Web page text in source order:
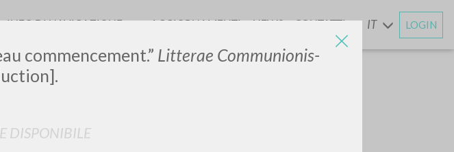
commencement.” Litterae Communionis-
DISPONIBILE
INFO DI NAVIGAZIONE AGGIORNAMENTIENEWS CONTATTI IT LOGIN